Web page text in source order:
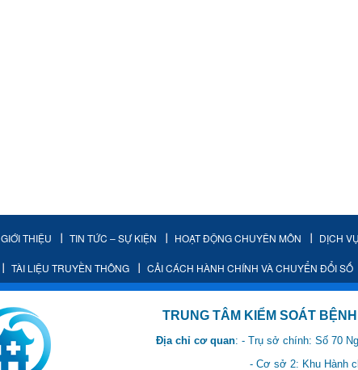
GIỚI THIỆU TIN TỨC – SỰ KIỆN HOẠT ĐỘNG CHUYÊN MÔN DỊCH VỤ
TÀI LIỆU TRUYỀN THÔNG CẢI CÁCH HÀNH CHÍNH VÀ CHUYỂN ĐỔI SỐ
TRUNG TÂM KIỂM SOÁT BỆNH
Địa chỉ cơ quan: - Trụ sở chính: Số 70
- Cơ sở 2: Khu Hành chính mới,